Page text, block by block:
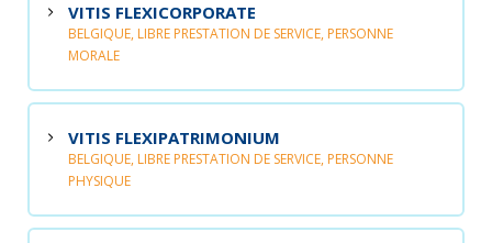
VITIS FLEXICORPORATE
BELGIQUE, LIBRE PRESTATION DE SERVICE, PERSONNE
MORALE
VITIS FLEXIPATRIMONIUM
BELGIQUE, LIBRE PRESTATION DE SERVICE, PERSONNE
PHYSIQUE